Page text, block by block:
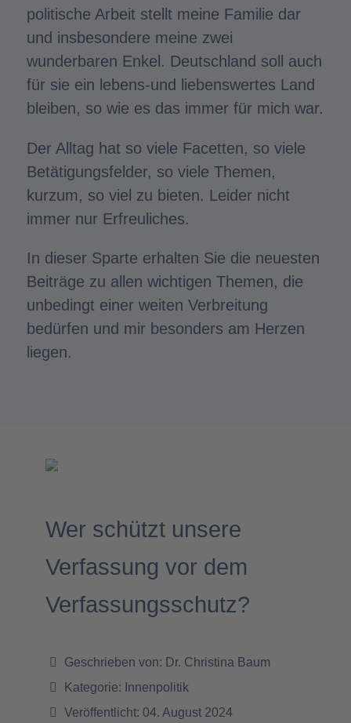
politische Arbeit stellt meine Familie dar
und insbesondere meine zwei
wunderbaren Enkel. Deutschland soll auch
für sie ein lebens-und liebenswertes Land
bleiben, so wie es das immer für mich war.
Der Alltag hat so viele Facetten, so viele
Betätigungsfelder, so viele Themen,
kurzum, so viel zu bieten. Leider nicht
immer nur Erfreuliches.
In dieser Sparte erhalten Sie die neuesten
Beiträge zu allen wichtigen Themen, die
unbedingt einer weiten Verbreitung
bedürfen und mir besonders am Herzen
liegen.
Wer schützt unsere
Verfassung vor dem
Verfassungsschutz?
Geschrieben von: Dr. Christina Baum
Kategorie: Innenpolitik
Veröffentlicht: 04. August 2024